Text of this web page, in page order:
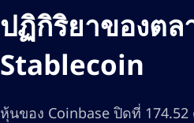
ปฏิกิริยาของตล
Stablecoin
หุ้นของ Coinbase ปิดที่